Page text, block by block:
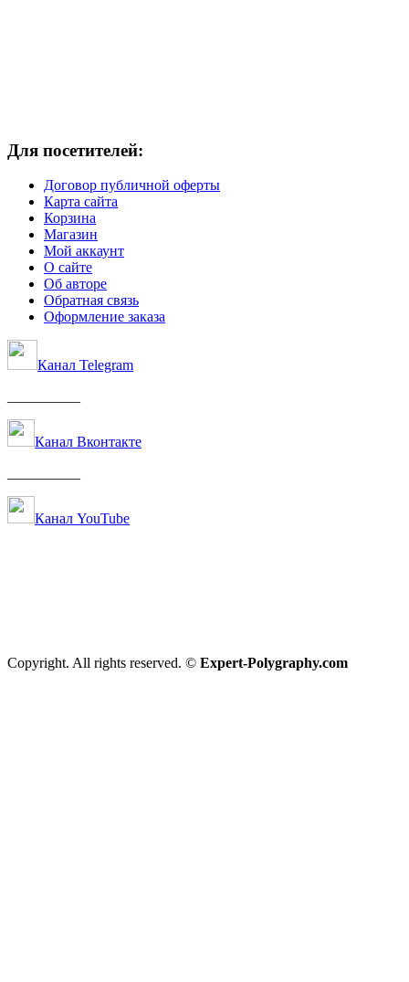
Для посетителей:
Договор публичной оферты
Карта сайта
Корзина
Магазин
Мой аккаунт
О сайте
Об авторе
Обратная связь
Оформление заказа
Канал Telegram
Канал Вконтакте
Канал YouTube
Copyright. All rights reserved. © Expert-Polygraphy.com